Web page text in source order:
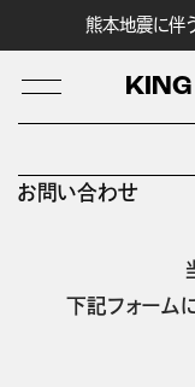
熊本地震に伴
KING
お問い合わせ
下記フォーム